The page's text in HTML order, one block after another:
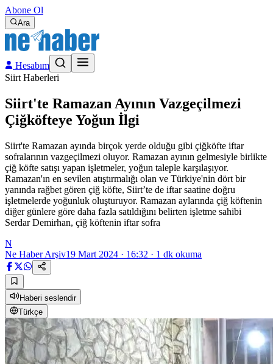
Abone Ol
Ara
Hesabım
Siirt Haberleri
Siirt'te Ramazan Ayının Vazgeçilmezi
Çiğköfteye Yoğun İlgi
Siirt'te Ramazan ayında birçok yerde olduğu gibi çiğköfte iftar
sofralarının vazgeçilmezi oluyor. Ramazan ayının gelmesiyle birlikte
çiğ köfte satışı yapan işletmeler, yoğun taleple karşılaşıyor.
Ramazan'ın en sevilen atıştırmalığı olan ve Türkiye'nin dört bir
yanında rağbet gören çiğ köfte, Siirt’te de iftar saatine doğru
işletmelerde yoğunluk oluşturuyor. Ramazan aylarında çiğ köftenin
diğer günlere göre daha fazla satıldığını belirten işletme sahibi
Serdar Demirhan, çiğ köftenin iftar sofra
N
Ne Haber Arşiv19 Mart 2024 · 16:32 · 1 dk okuma
Haberi seslendir
Türkçe